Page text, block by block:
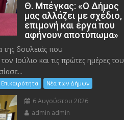
Θ. Μπέγκας: «Ο Δήμος
μας αλλάζει με σχέδιο,
επιμονή και έργα που
αφήνουν αποτύπωμα»
της δουλειάς που
Ιούλιο και τις πρώτες ημέρες του
Επικαιρότητα Νέα των Δήμων
6 Αυγούστου 2026
admin admin